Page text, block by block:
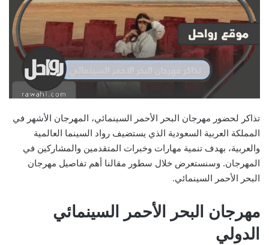
تذاكر لحضور مهرجان البحر الأحمر السينمائي، المهرجان الأشهر في
المملكة العربية السعودية الذي يستضيف رواد السينما العالمية
والعربية، بهدف تنمية مهارات وخبرات المتقدمين والمشاركين في
المهرجان. وسنستعرض خلال سطور مقالنا أهم تفاصيل مهرجان
البحر الأحمر السينمائي.
مهرجان البحر الأحمر السينمائي
الدولي